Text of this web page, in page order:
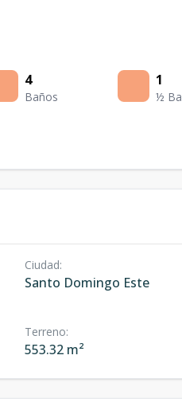
4
Baños
1
½
Ciudad:
Santo Domingo Este
Terreno:
553.32 m²